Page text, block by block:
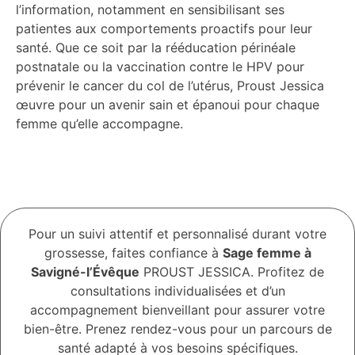
l’information, notamment en sensibilisant ses
patientes aux comportements proactifs pour leur
santé. Que ce soit par la rééducation périnéale
postnatale ou la vaccination contre le HPV pour
prévenir le cancer du col de l’utérus, Proust Jessica
œuvre pour un avenir sain et épanoui pour chaque
femme qu’elle accompagne.
Pour un suivi attentif et personnalisé durant votre
grossesse, faites confiance à Sage femme à
Savigné-l’Évêque PROUST JESSICA. Profitez de
consultations individualisées et d’un
accompagnement bienveillant pour assurer votre
bien-être. Prenez rendez-vous pour un parcours de
santé adapté à vos besoins spécifiques.